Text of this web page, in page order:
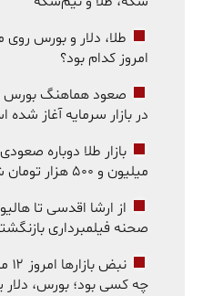
طلا، دلار و بورس روی
امروز کدام بود؟
صعود هماهنگ بورس
در بازار سرمایه آغاز
میلیون و ۵۰۰ هزار تومان شد
صحنه فیلمبرداری
چه کسی بود؛ بورس، دلار